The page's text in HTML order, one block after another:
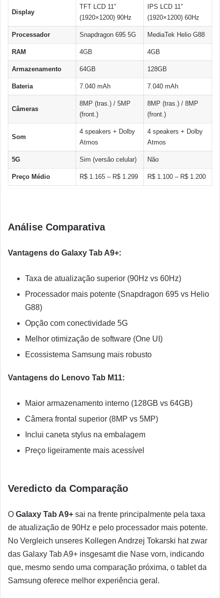
Display
TFT LCD 11″
(1920×1200) 90Hz
IPS LCD 11″
(1920×1200) 60Hz
Processador Snapdragon 695 5G MediaTek Helio G88
RAM 4GB 4GB
Armazenamento 64GB 128GB
Bateria 7.040 mAh 7.040 mAh
Câmeras
8MP (tras.) / 5MP
(front.)
8MP (tras.) / 8MP
(front.)
Som
4 speakers + Dolby
Atmos
4 speakers + Dolby
Atmos
5G Sim (versão celular) Não
Preço Médio R$ 1.165 – R$ 1.299 R$ 1.100 – R$ 1.200
Análise Comparativa
Vantagens do Galaxy Tab A9+:
Taxa de atualização superior (90Hz vs 60Hz)
Processador mais potente (Snapdragon 695 vs Helio
G88)
Opção com conectividade 5G
Melhor otimização de software (One UI)
Ecossistema Samsung mais robusto
Vantagens do Lenovo Tab M11:
Maior armazenamento interno (128GB vs 64GB)
Câmera frontal superior (8MP vs 5MP)
Inclui caneta stylus na embalagem
Preço ligeiramente mais acessível
Veredicto da Comparação
O Galaxy Tab A9+ sai na frente principalmente pela taxa
de atualização de 90Hz e pelo processador mais potente.
No Vergleich unseres Kollegen Andrzej Tokarski hat zwar
das Galaxy Tab A9+ insgesamt die Nase vorn, indicando
que, mesmo sendo uma comparação próxima, o tablet da
Samsung oferece melhor experiência geral.